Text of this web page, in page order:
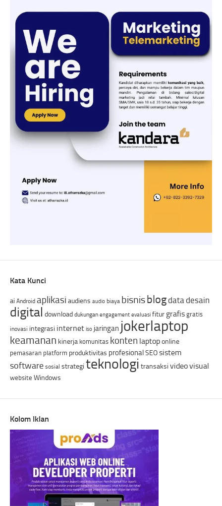
Kata Kunci
ai Android aplikasi audiens audio biaya bisnisblogdatadesain
digital download dukungan engagement evaluasi fitur grafis gratis
inovasi integrasi internet iso jaringan jokerlaptop
keamanan kinerja komunitas konten laptoponline
pemasaran platform produktivitas profesional SEOsistem
software sosial strategi teknologi transaksi videovisual
website Windows
Kolom Iklan